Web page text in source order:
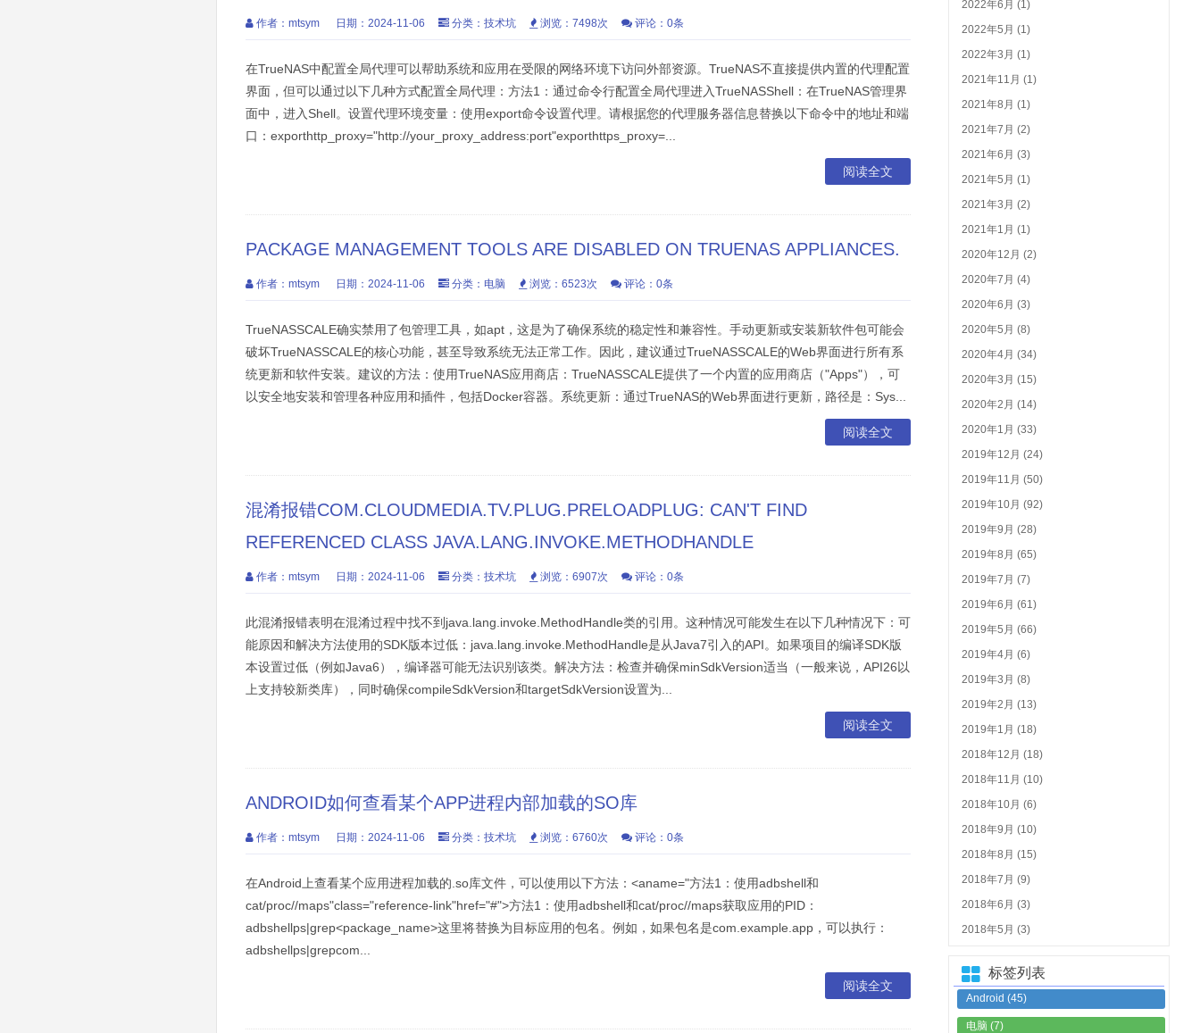
作者：mtsym 日期：2024-11-06 分类：技术坑 浏览：7498次 评论：0条
在TrueNAS中配置全局代理可以帮助系统和应用在受限的网络环境下访问外部资源。TrueNAS不直接提供内置的代理配置
界面，但可以通过以下几种方式配置全局代理：方法1：通过命令行配置全局代理进入TrueNASShell：在TrueNAS管理界
面中，进入Shell。设置代理环境变量：使用export命令设置代理。请根据您的代理服务器信息替换以下命令中的地址和端
口：exporthttp_proxy="http://your_proxy_address:port"exporthttps_proxy=...
阅读全文
PACKAGE MANAGEMENT TOOLS ARE DISABLED ON TRUENAS APPLIANCES.
作者：mtsym 日期：2024-11-06 分类： 电脑 浏览：6523次 评论：0条
TrueNASSCALE确实禁用了包管理工具，如apt，这是为了确保系统的稳定性和兼容性。手动更新或安装新软件包可能会
破坏TrueNASSCALE的核心功能，甚至导致系统无法正常工作。因此，建议通过TrueNASSCALE的Web界面进行所有系
统更新和软件安装。建议的方法：使用TrueNAS应用商店：TrueNASSCALE提供了一个内置的应用商店（"Apps"），可
以安全地安装和管理各种应用和插件，包括Docker容器。系统更新：通过TrueNAS的Web界面进行更新，路径是：Sys...
阅读全文
混淆报错COM.CLOUDMEDIA.TV.PLUG.PRELOADPLUG: CAN'T FIND
REFERENCED CLASS JAVA.LANG.INVOKE.METHODHANDLE
作者：mtsym 日期：2024-11-06 分类：技术坑 浏览：6907次 评论：0条
此混淆报错表明在混淆过程中找不到java.lang.invoke.MethodHandle类的引用。这种情况可能发生在以下几种情况下：可
能原因和解决方法使用的SDK版本过低：java.lang.invoke.MethodHandle是从Java7引入的API。如果项目的编译SDK版
本设置过低（例如Java6），编译器可能无法识别该类。解决方法：检查并确保minSdkVersion适当（一般来说，API26以
上支持较新类库），同时确保compileSdkVersion和targetSdkVersion设置为...
阅读全文
ANDROID如何查看某个APP进程内部加载的SO库
作者：mtsym 日期：2024-11-06 分类：技术坑 浏览：6760次 评论：0条
在Android上查看某个应用进程加载的.so库文件，可以使用以下方法：˂aname="方法1：使用adbshell和
cat/proc//maps"class="reference-link"href="#"˃方法1：使用adbshell和cat/proc//maps获取应用的PID：
adbshellps|grep<package_name>这里将替换为目标应用的包名。例如，如果包名是com.example.app，可以执行：
adbshellps|grepcom...
阅读全文
2022年6月 (1)
2022年5月 (1)
2022年3月 (1)
2021年11月 (1)
2021年8月 (1)
2021年7月 (2)
2021年6月 (3)
2021年5月 (1)
2021年3月 (2)
2021年1月 (1)
2020年12月 (2)
2020年7月 (4)
2020年6月 (3)
2020年5月 (8)
2020年4月 (34)
2020年3月 (15)
2020年2月 (14)
2020年1月 (33)
2019年12月 (24)
2019年11月 (50)
2019年10月 (92)
2019年9月 (28)
2019年8月 (65)
2019年7月 (7)
2019年6月 (61)
2019年5月 (66)
2019年4月 (6)
2019年3月 (8)
2019年2月 (13)
2019年1月 (18)
2018年12月 (18)
2018年11月 (10)
2018年10月 (6)
2018年9月 (10)
2018年8月 (15)
2018年7月 (9)
2018年6月 (3)
2018年5月 (3)
标签列表
Android (45)
电脑 (7)